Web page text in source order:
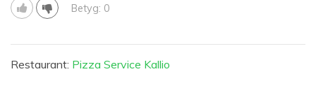
Betyg: 0
Restaurant: Pizza Service Kallio